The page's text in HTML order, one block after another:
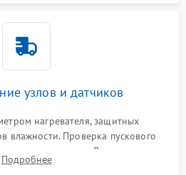
узлов и датчиков
нагревателя, защитных
влажности. Проверка пускового
мотора и помпы. Для машин с
работы компрессора и
Подробнее